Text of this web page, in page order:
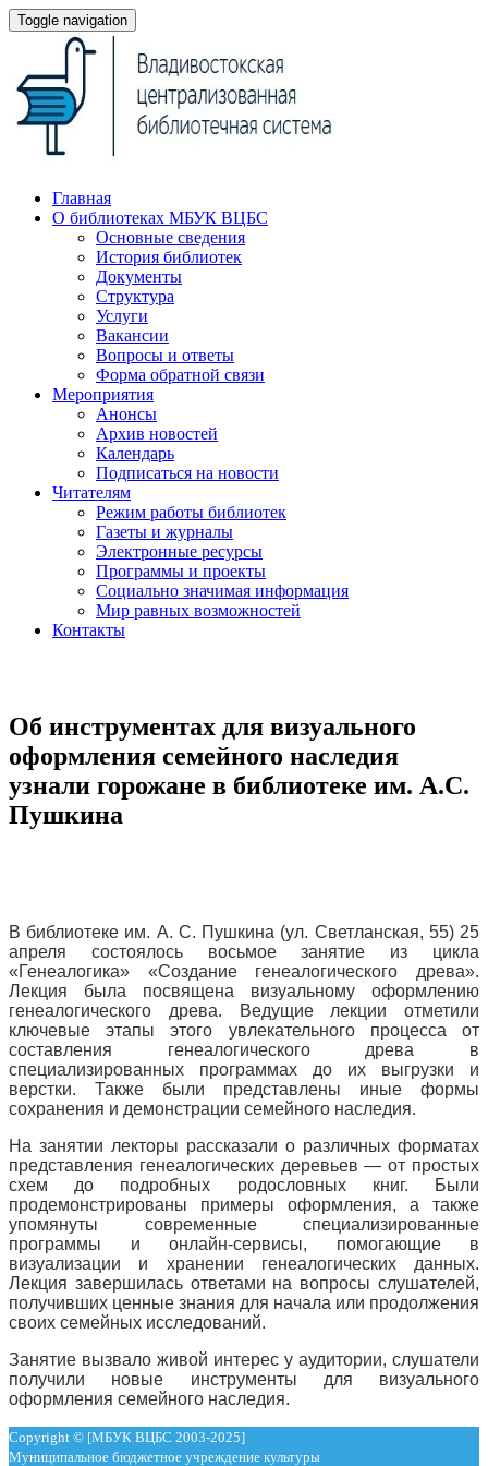
Toggle navigation
Главная
О библиотеках МБУК ВЦБС
Основные сведения
История библиотек
Документы
Структура
Услуги
Вакансии
Вопросы и ответы
Форма обратной связи
Мероприятия
Анонсы
Архив новостей
Календарь
Подписаться на новости
Читателям
Режим работы библиотек
Газеты и журналы
Электронные ресурсы
Программы и проекты
Социально значимая информация
Мир равных возможностей
Контакты
Об инструментах для визуального
оформления семейного наследия
узнали горожане в библиотеке им. А.С.
Пушкина
В библиотеке им. А. С. Пушкина (ул. Светланская, 55) 25
апреля состоялось восьмое занятие из цикла
«Генеалогика» «Создание генеалогического древа».
Лекция была посвящена визуальному оформлению
генеалогического древа. Ведущие лекции отметили
ключевые этапы этого увлекательного процесса от
составления генеалогического древа в
специализированных программах до их выгрузки и
верстки. Также были представлены иные формы
сохранения и демонстрации семейного наследия.
На занятии лекторы рассказали о различных форматах
представления генеалогических деревьев — от простых
схем до подробных родословных книг. Были
продемонстрированы примеры оформления, а также
упомянуты современные специализированные
программы и онлайн-сервисы, помогающие в
визуализации и хранении генеалогических данных.
Лекция завершилась ответами на вопросы слушателей,
получивших ценные знания для начала или продолжения
своих семейных исследований.
Занятие вызвало живой интерес у аудитории, слушатели
получили новые инструменты для визуального
оформления семейного наследия.
Copyright © [МБУК ВЦБС 2003-2025]
Муниципальное бюджетное учреждение культуры